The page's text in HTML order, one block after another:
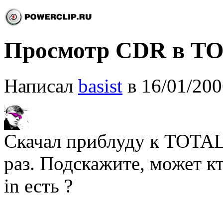
Просмотр CDR в
Написал basist в 16/01/
Скачал приблуду к
раз. Подскажите, может
in есть ?